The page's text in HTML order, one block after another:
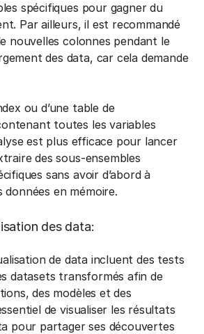
spécifiques pour gagner du
Par ailleurs, il est recommandé
nouvelles colonnes pendant le
des data, car cela demande
ou d’une table de
toutes les variables
est plus efficace pour lancer
des sous-ensembles
sans avoir d’abord à
en mémoire.
des data:
de data incluent des tests
datasets transformés afin de
des modèles et des
de visualiser les résultats
pour partager ses découvertes